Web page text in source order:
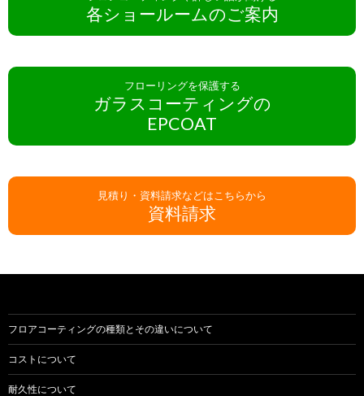
各ショールームのご案内
フローリングを保護する
ガラスコーティングの
EPCOAT
見積り・資料請求などはこちらから
資料請求
フロアコーティングの種類とその違いについて
コストについて
耐久性について